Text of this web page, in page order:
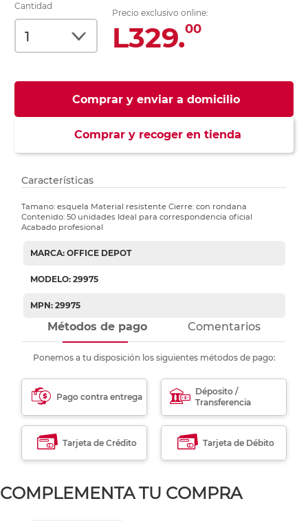
Cantidad
Precio exclusivo online:
L329.00
Comprar y enviar a domicilio
Comprar y recoger en tienda
Características
Tamano: esquela Material resistente Cierre: con rondana
Contenido: 50 unidades Ideal para correspondencia oficial
Acabado profesional
MARCA: OFFICE DEPOT
MODELO: 29975
MPN: 29975
Métodos de pago Comentarios
Ponemos a tu disposición los siguientes métodos de pago:
Pago contra entrega
Déposito /
Transferencia
Tarjeta de Crédito Tarjeta de Débito
COMPLEMENTA TU COMPRA